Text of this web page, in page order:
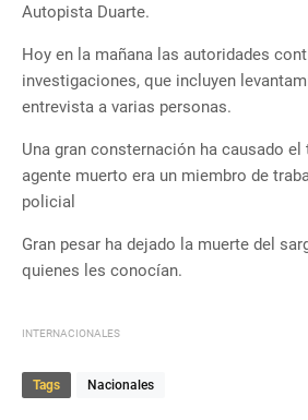
Autopista Duarte.
Hoy en la mañana las autoridades
investigaciones, que incluyen
entrevista a varias personas.
Una gran consternación ha causado el
agente muerto era un miembro de
policial
Gran pesar ha dejado la muerte del
quienes les conocían.
INTERNACIONALES
Tags Nacionales